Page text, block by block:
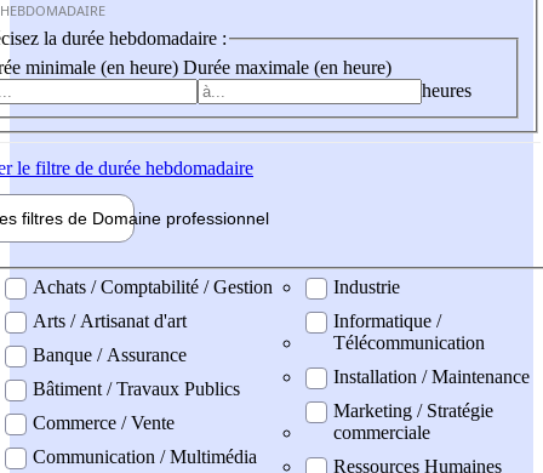
la durée hebdomadaire :
minimale (en heure) Durée maximale (en heure)
heures
le filtre de durée hebdomadaire
filtres de Domaine professionnel
professionel
Achats / Comptabilité / Gestion
Arts / Artisanat d'art
Banque / Assurance
Bâtiment / Travaux Publics
Commerce / Vente
Communication / Multimédia
Industrie
Informatique /
Télécommunication
Installation / Maintenance
Marketing / Stratégie
commerciale
Ressources Humaines